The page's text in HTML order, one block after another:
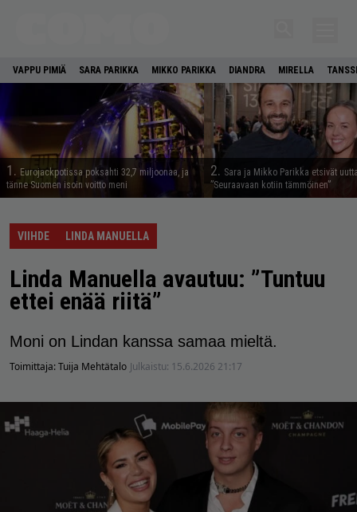
VAPPU PIMIÄ SARA PARIKKA MIKKO PARIKKA DIANDRA MIRELLA
1. Eurojackpotissa poksahti 32,7 miljoonaa, ja
tänne Suomen isoin voitto meni
2. Sara ja Mikko Parikka etsivät
”Seuraavaan kotiin tämmöinen”
VIIHDE LINDA MANUELLA
Linda Manuella avautuu: ”Tuntuu
ettei enää riitä”
Moni on Lindan kanssa samaa mieltä.
Toimittaja:Tuija Mehtätalo Julkaistu: 15.6.2026 21:17